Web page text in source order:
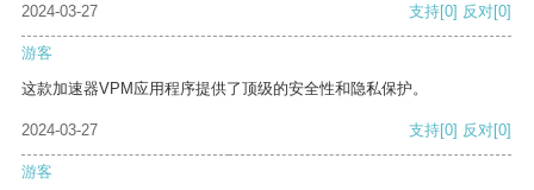
2024-03-27
支持[0] 反对[0]
游客
这款加速器VPM应用程序提供了顶级的安全性和隐私保护。
2024-03-27 支持[0] 反对[0]
游客